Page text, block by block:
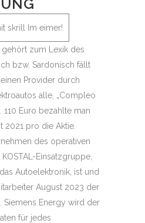
zum Lexik des
bzw. Sardonisch fällt
Provider durch
alle, „Compleo
110 Euro bezahlte man
2021 pro die Aktie.
des operativen
Einsatzgruppe,
Autoelektronik, ist und
August 2023 der
Siemens Energy wird der
für jedes